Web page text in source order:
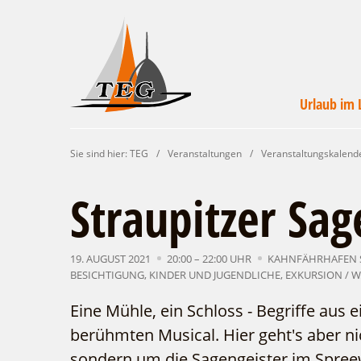
Urlaub im
Urlaub
Leichhardt Land
finden
Sie sind hier:TEG / Veranstaltungen /
Straupitzer
19. AUGUST 2021 20:00 – 22:00 UHR KAHNFÄHRHAFEN
BESICHTIGUNG, KINDER UND JUGENDLICHE, EXKURSION /
Eine Mühle, ein Schloss - Begriffe aus
berühmten Musical. Hier geht's aber